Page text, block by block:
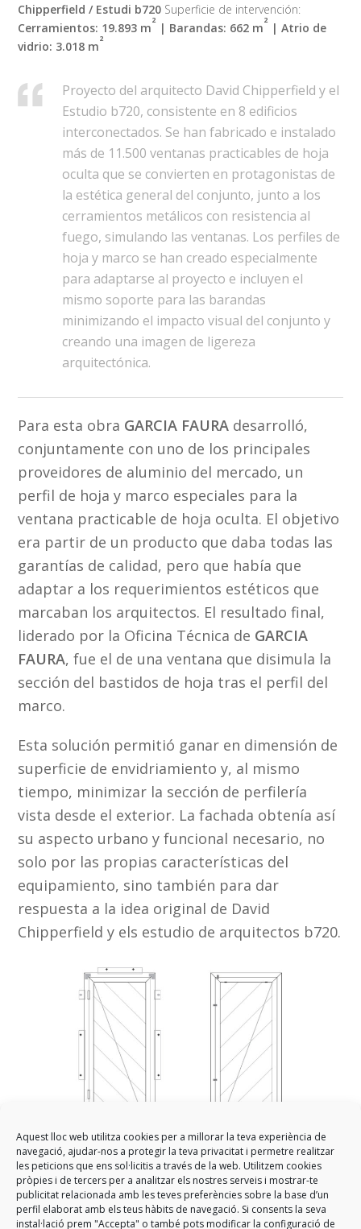
Aquest lloc web utilitza cookies per a millorar la teva experiència de
navegació, ajudar-nos a protegir la teva privacitat i permetre realitzar
les peticions que ens sol·licitis a través de la web. Utilitzem cookies
pròpies i de tercers per a analitzar els nostres serveis i mostrar-te
publicitat relacionada amb les teves preferències sobre la base d’un
perfil elaborat amb els teus hàbits de navegació. Si consents la seva
instal·lació prem "Accepta" o també pots modificar la configuració de
Chipperfield / Estudi b720 Superficie de intervención:
Cerramientos: 19.893 m² | Barandas: 662 m² | Atrio de
vidrio: 3.018 m²
Proyecto del arquitecto David Chipperfield y el
Estudio b720, consistente en 8 edificios
interconectados. Se han fabricado e instalado
más de 11.500 ventanas practicables de hoja
oculta que se convierten en protagonistas de
la estética general del conjunto, junto a los
cerramientos metálicos con resistencia al
fuego, simulando las ventanas. Los perfiles de
hoja y marco se han creado especialmente
para adaptarse al proyecto e incluyen el
mismo soporte para las barandas
minimizando el impacto visual del conjunto y
creando una imagen de ligereza
arquitectónica.
Para esta obra GARCIA FAURA desarrolló,
conjuntamente con uno de los principales
proveidores de aluminio del mercado, un
perfil de hoja y marco especiales para la
ventana practicable de hoja oculta. El objetivo
era partir de un producto que daba todas las
garantías de calidad, pero que había que
adaptar a los requerimientos estéticos que
marcaban los arquitectos. El resultado final,
liderado por la Oficina Técnica de GARCIA
FAURA, fue el de una ventana que disimula la
sección del bastidos de hoja tras el perfil del
marco.
Esta solución permitió ganar en dimensión de
superficie de envidriamiento y, al mismo
tiempo, minimizar la sección de perfilería
vista desde el exterior. La fachada obtenía así
su aspecto urbano y funcional necesario, no
solo por las propias características del
equipamiento, sino también para dar
respuesta a la idea original de David
Chipperfield y els estudio de arquitectos b720.